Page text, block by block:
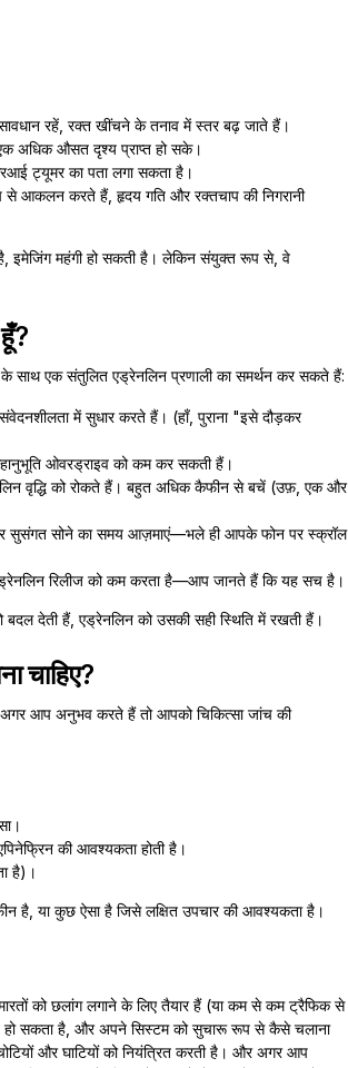
रहें, रक्त खींचने के तनाव में स्तर बढ़ जाते हैं।
एक अधिक औसत दृश्य प्राप्त हो सके।
ट्यूमर का पता लगा सकता है।
से आकलन करते हैं, हृदय गति और रक्तचाप की निगरानी
इमेजिंग महंगी हो सकती है। लेकिन संयुक्त रूप से, वे
साथ एक संतुलित एड्रेनलिन प्रणाली का समर्थन कर सकते हैं:
में सुधार करते हैं। (हाँ, पुराना "इसे दौड़कर
ओवरड्राइव को कम कर सकती हैं।
वृद्धि को रोकते हैं। बहुत अधिक कैफीन से बचें (उफ़, एक और
सुसंगत सोने का समय आज़माएं—भले ही आपके फोन पर स्क्रॉल
रिलीज को कम करता है—आप जानते हैं कि यह सच है।
देती हैं, एड्रेनलिन को उसकी सही स्थिति में रखती हैं।
चाहिए?
आप अनुभव करते हैं तो आपको चिकित्सा जांच की
की आवश्यकता होती है।
है)।
है, या कुछ ऐसा है जिसे लक्षित उपचार की आवश्यकता है।
को छलांग लगाने के लिए तैयार हैं (या कम से कम ट्रैफिक से
हो सकता है, और अपने सिस्टम को सुचारू रूप से कैसे चलाना
और घाटियों को नियंत्रित करती है। और अगर आप